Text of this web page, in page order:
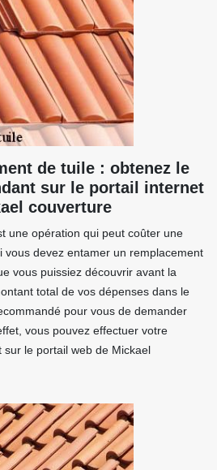
de tuile : obtenez le
sur le portail internet
couverture
une opération qui peut coûter une
vous devez entamer un remplacement
vous puissiez découvrir avant la
total de vos dépenses dans le
pour vous de demander
vous pouvez effectuer votre
le portail web de Mickael